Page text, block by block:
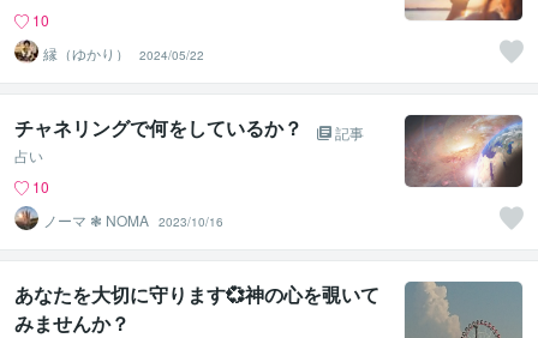
10
縁（ゆかり）
2024/05/22
チャネリングで何をしているか？
記事
占い
10
ノーマ ❃ NOMA 2023/10/16
あなたを大切に守ります💞神の心を覗いて
みませんか？